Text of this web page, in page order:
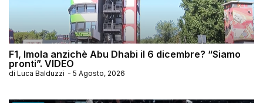
F1, Imola anzichè Abu Dhabi il 6 dicembre? “Siamo
pronti”. VIDEO
di Luca Balduzzi - 5 Agosto, 2026